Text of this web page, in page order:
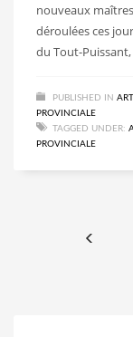
nouveaux
déroulées ces
du Tout-Puissant,
PUBLISHED IN
PROVINCIALE
TAGGED UNDER:
PROVINCIALE